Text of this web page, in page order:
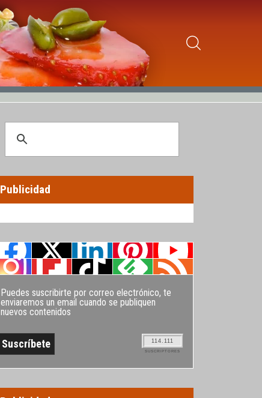
Publicidad
Puedes suscribirte por correo electrónico, te
enviaremos un email cuando se publiquen
nuevos contenidos
114.111
SUSCRIPTORES